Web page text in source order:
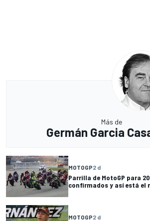
Más de
Germán Garcia
MOTOGP2 d
Parrilla de MotoGP para
confirmados y así está el
MOTOGP2 d